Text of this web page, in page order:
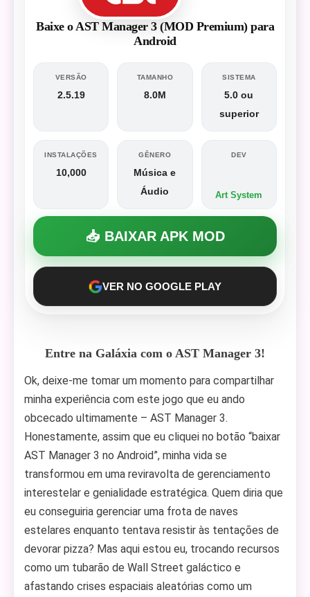
Baixe o AST Manager 3 (MOD Premium) para
Android
VERSÃO
2.5.19
TAMANHO
8.0M
SISTEMA
5.0 ou
superior
INSTALAÇÕES
10,000
GÊNERO
Música e
Áudio
DEV
Art System
📥 BAIXAR APK MOD
VER NO GOOGLE PLAY
Entre na Galáxia com o AST Manager 3!
Ok, deixe-me tomar um momento para compartilhar
minha experiência com este jogo que eu ando
obcecado ultimamente – AST Manager 3.
Honestamente, assim que eu cliquei no botão “baixar
AST Manager 3 no Android”, minha vida se
transformou em uma reviravolta de gerenciamento
interestelar e genialidade estratégica. Quem diria que
eu conseguiria gerenciar uma frota de naves
estelares enquanto tentava resistir às tentações de
devorar pizza? Mas aqui estou eu, trocando recursos
como um tubarão de Wall Street galáctico e
afastando crises espaciais aleatórias como um